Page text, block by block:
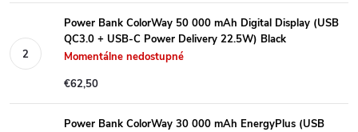
Power Bank ColorWay 50 000 mAh Digital Display (USB
QC3.0 + USB-C Power Delivery 22.5W) Black
Momentálne nedostupné
€62,50
Power Bank ColorWay 30 000 mAh EnergyPlus (USB